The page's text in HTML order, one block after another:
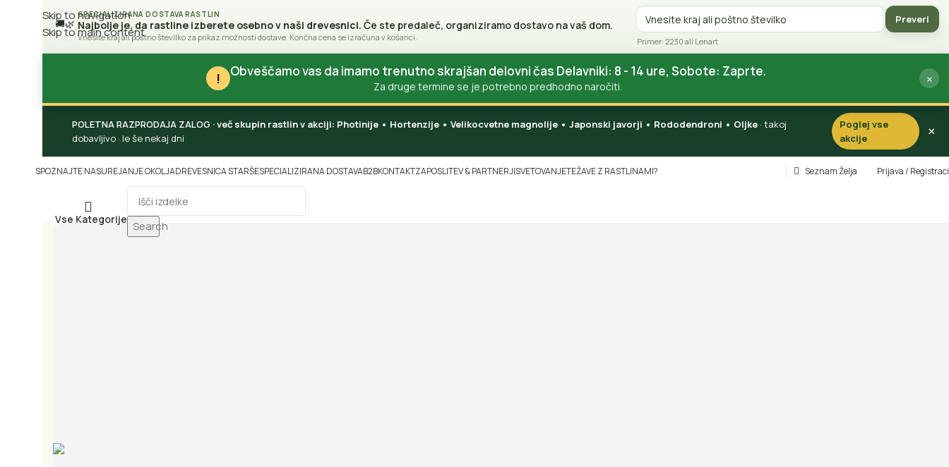
🚚🌿
SPECIALIZIRANA DOSTAVA RASTLIN
Najbolje je, da rastline izberete osebno v naši drevesnici. Če ste predaleč, organiziramo dostavo na vaš dom.
Vnesite kraj ali poštno številko za prikaz možnosti dostave. Končna cena se izračuna v košarici.
Preveri
Primer: 2230 ali Lenart
! Obveščamo vas da imamo trenutno skrajšan delovni čas Delavniki: 8 - 14 ure, Sobote: Zaprte.
Za druge termine se je potrebno predhodno naročiti. ×
POLETNA RAZPRODAJA ZALOG · več skupin rastlin v akciji: Photinije • Hortenzije • Velikocvetne magnolije • Japonski javorji • Rododendroni • Oljke · takoj
dobavljivo · le še nekaj dni
Poglej vse
akcije
×
Skip to navigation
Skip to main content
SPOZNAJTE NASUREJANJE OKOLJADREVESNICA STARŠESPECIALIZIRANA DOSTAVAB2BKONTAKTZAPOSLITEV & PARTNERJISVETOVANJETEŽAVE Z RASTLINAMI? Seznam Želja Prijava /
Vse Kategorije Search